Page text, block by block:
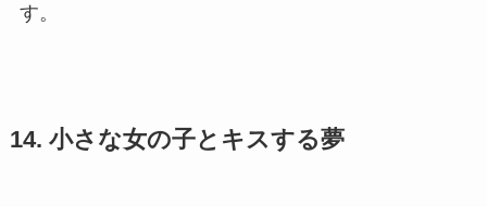
す。
14. 小さな女の子とキスする夢